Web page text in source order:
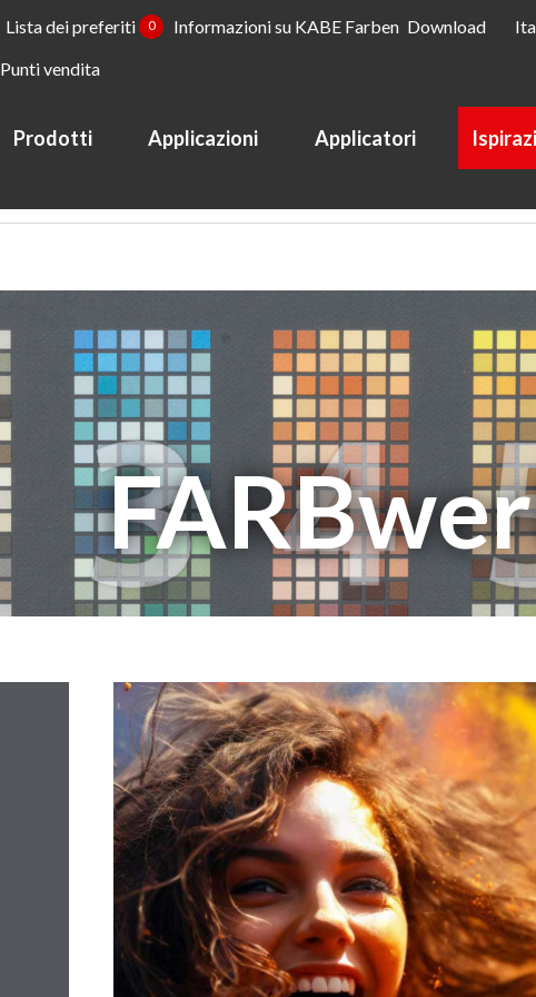
Lista dei preferiti 0 Informazioni su KABE Farben Download
Punti vendita
Prodotti Applicazioni Applicatori